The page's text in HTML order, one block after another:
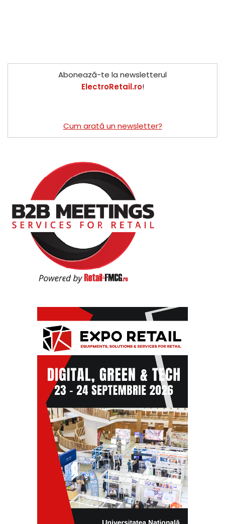
Abonează-te la newsletterul
ElectroRetail.ro!
Cum arată un newsletter?